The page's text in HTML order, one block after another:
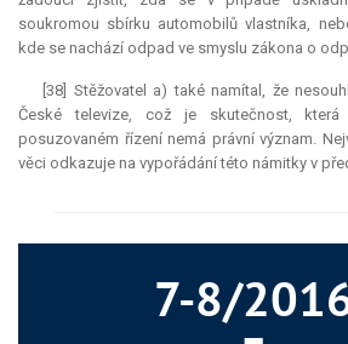
soukromou sbírku automobilů vlastníka,
kde se nachází odpad ve smyslu zákona o
[38] Stěžovatel a) také namítal, že
České televize, což je skutečnost,
posuzovaném řízení nemá právní význam.
věci odkazuje na vypořádání této námitky v